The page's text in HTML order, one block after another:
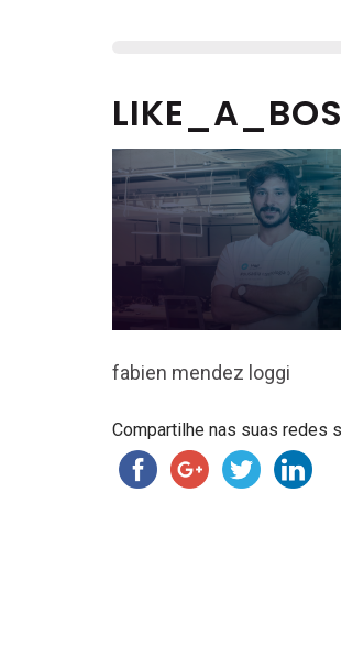
fabien mendez loggi
Compartilhe nas suas redes